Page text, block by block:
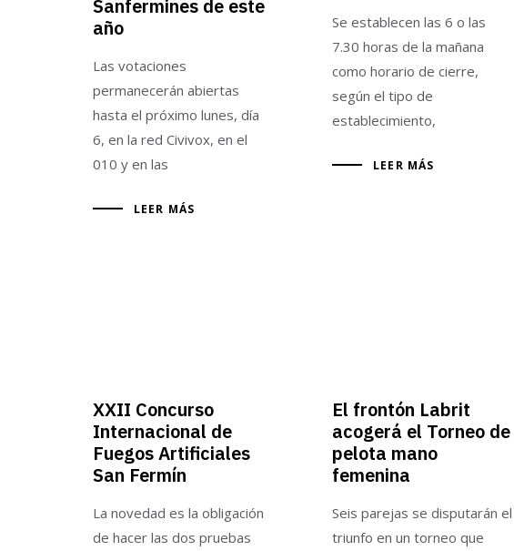
Sanfermines de este
año
Las votaciones
permanecerán abiertas
hasta el próximo lunes, día
6, en la red Civivox, en el
010 y en las
LEER MÁS
Se establecen las 6 o las
7.30 horas de la mañana
como horario de cierre,
según el tipo de
establecimiento,
LEER MÁS
XXII Concurso
Internacional de
Fuegos Artificiales
San Fermín
La novedad es la obligación
de hacer las dos pruebas
El frontón Labrit
acogerá el Torneo de
pelota mano
femenina
Seis parejas se disputarán el
triunfo en un torneo que